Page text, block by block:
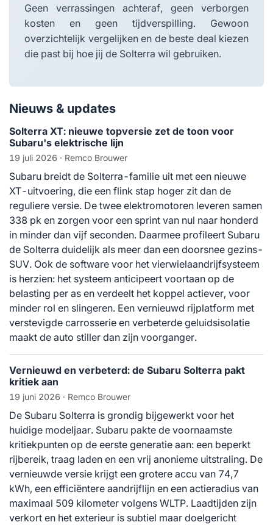
Geen verrassingen achteraf, geen verborgen
kosten en geen tijdverspilling. Gewoon
overzichtelijk vergelijken en de beste deal kiezen
die past bij hoe jij de Solterra wil gebruiken.
Nieuws & updates
Solterra XT: nieuwe topversie zet de toon voor
Subaru's elektrische lijn
19 juli 2026 · Remco Brouwer
Subaru breidt de Solterra-familie uit met een nieuwe
XT-uitvoering, die een flink stap hoger zit dan de
reguliere versie. De twee elektromotoren leveren samen
338 pk en zorgen voor een sprint van nul naar honderd
in minder dan vijf seconden. Daarmee profileert Subaru
de Solterra duidelijk als meer dan een doorsnee gezins-
SUV. Ook de software voor het vierwielaandrijfsysteem
is herzien: het systeem anticipeert voortaan op de
belasting per as en verdeelt het koppel actiever, voor
minder rol en slingeren. Een vernieuwd rijplatform met
verstevigde carrosserie en verbeterde geluidsisolatie
maakt de auto stiller dan zijn voorganger.
Vernieuwd en verbeterd: de Subaru Solterra pakt
kritiek aan
19 juni 2026 · Remco Brouwer
De Subaru Solterra is grondig bijgewerkt voor het
huidige modeljaar. Subaru pakte de voornaamste
kritiekpunten op de eerste generatie aan: een beperkt
rijbereik, traag laden en een vrij anonieme uitstraling. De
vernieuwde versie krijgt een grotere accu van 74,7
kWh, een efficiëntere aandrijflijn en een actieradius van
maximaal 509 kilometer volgens WLTP. Laadtijden zijn
verkort en het exterieur is subtiel maar doelgericht